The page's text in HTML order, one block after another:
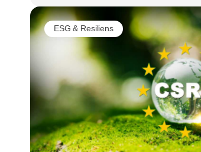
ESG & Resiliens